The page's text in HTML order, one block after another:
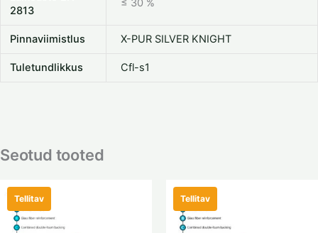
2813
≤ 30 %
Pinnaviimistlus X-PUR SILVER KNIGHT
Tuletundlikkus Cfl-s1
Seotud tooted
Tellitav Tellitav